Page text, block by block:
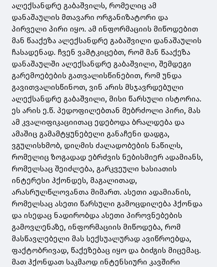
ალექსანდრე გაბაშვილს, რომელიც ამ
დანაშაულის მთავარი ორგანიზატორი და
პირველი პირი იყო. ამ ინფორმაციის მიწოდებით
მან წააქეზა ალექსანდრე გაბაშვილი დანაშაულის
ჩასადენად. ჩვენ ვამტკიცებთ, რომ მან წააქეზა
დანაშაულში ალექსანდრე გაბაშვილი, შემდეგი
გარემოებების გათვალისწინებით, რომ უნდა
გავითვალისწინოთ, ვინ არის მსჯავრდებული
ალექსანდრე გაბაშვილი, მისი წარსული ისტორია.
ეს არის ე.წ. პედოფილებთან მებრძოლი პირი, მას
ამ კვალიფიკაციითაც ედებოდა ბრალდება და
ამაშიც გამამტყუნებელი განაჩენი დადგა,
ვგულისხმობ, დიღმის ძალადობების ნაწილს,
რომელიც ზოგადად ებრძვის ნებისმიერ ადამიანს,
რომელსაც შეიძლება, გარკვეული ხასიათის
ინტერესი ჰქონდეს, მაგალითად,
არასრულწლოვანთა მიმართ. ასეთი ადამიანის,
რომელსაც ასეთი წარსული გამოცდილება ჰქონდა
და ისედაც ნადირობდა ასეთი პიროვნებების
გამოვლენაზე, ინფორმაციის მიწოდება, რომ
მასწავლებელი მას სექსუალურად ავიწროებდა,
ფაქტობრივად, წაქეზებაც იყო და ბიძგის მიცემაც.
მათ ჰქონდათ საკმაოდ ინტენსიური კავშირი